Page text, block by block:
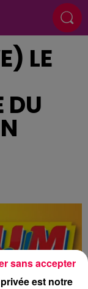
LE
DU
est notre
sans accepter